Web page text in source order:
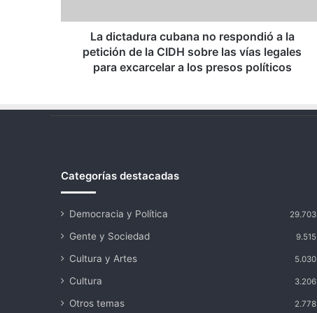
de
legales
presos
políticos
La dictadura cubana no respondió a la
petición de la CIDH sobre las vías legales
para excarcelar a los presos políticos
Categorías destacadas
Democracia y Política 29.703
Gente y Sociedad 9.515
Cultura y Artes 5.030
Cultura 3.206
Otros temas 2.778